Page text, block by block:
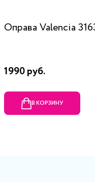
Оправа Valencia
1990 руб.
В КОРЗИНУ